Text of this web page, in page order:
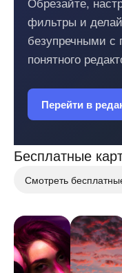
фильтры и
безупречными
понятного
Перейти в
Бесплатные
Смотреть